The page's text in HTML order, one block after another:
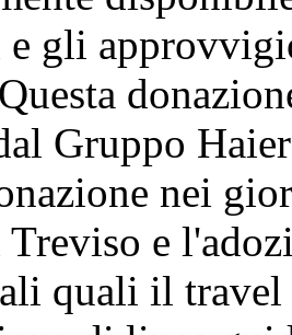
gli
Gruppo
nei
e
quali il